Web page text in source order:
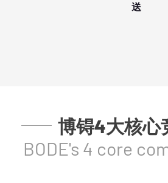
送
博锝4大核心
BODE's 4 core